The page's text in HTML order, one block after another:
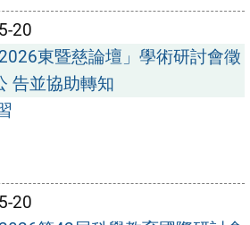
20
2026東暨慈論壇」學術研討會徵
告並協助轉知
20